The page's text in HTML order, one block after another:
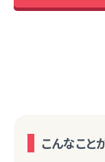
こんなこと